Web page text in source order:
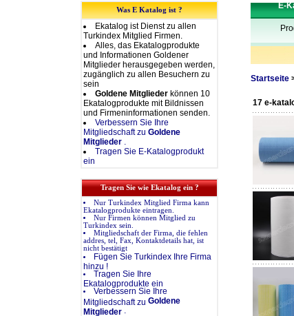
Was E Katalog ist ?
Ekatalog ist Dienst zu allen
Turkindex Mitglied Firmen.
Alles, das Ekatalogprodukte
und Informationen Goldener
Mitglieder herausgegeben werden,
zugänglich zu allen Besuchern zu
sein
Goldene Mitglieder können 10
Ekatalogprodukte mit Bildnissen
und Firmeninformationen senden.
Verbessern Sie Ihre
Mitgliedschaft zu Goldene
Mitglieder .
Tragen Sie E-Katalogprodukt
ein
Tragen Sie wie Ekatalog ein ?
Nur Turkindex Mitglied Firma kann
Ekatalogprodukte eintragen.
Nur Firmen können Mitglied zu
Turkindex sein.
Mitgliedschaft der Firma, die fehlen
addres, tel, Fax, Kontaktdetails hat, ist
nicht bestätigt
Fügen Sie Turkindex Ihre Firma
hinzu !
Tragen Sie Ihre
Ekatalogprodukte ein
Verbessern Sie Ihre
Mitgliedschaft zu Goldene
Mitglieder .
E-
Startseite
17 e-